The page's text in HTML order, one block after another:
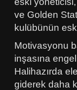
ve Golden
kulübünün eski
Motivasyonu
inşasına
Halihazırda
giderek daha